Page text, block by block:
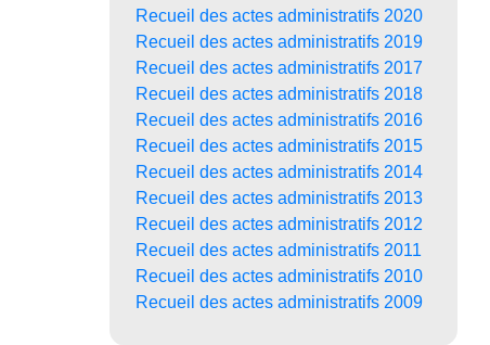
Recueil des actes administratifs 2020
Recueil des actes administratifs 2019
Recueil des actes administratifs 2017
Recueil des actes administratifs 2018
Recueil des actes administratifs 2016
Recueil des actes administratifs 2015
Recueil des actes administratifs 2014
Recueil des actes administratifs 2013
Recueil des actes administratifs 2012
Recueil des actes administratifs 2011
Recueil des actes administratifs 2010
Recueil des actes administratifs 2009